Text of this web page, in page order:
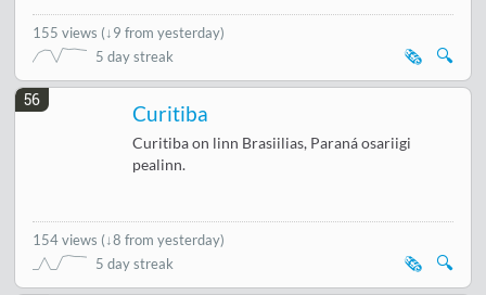
155 views (↓9 from yesterday)
5 day streak
🔍
🗞️
56
Curitiba
Curitiba on linn Brasiilias, Paraná osariigi
pealinn.
154 views (↓8 from yesterday)
5 day streak
🔍
🗞️